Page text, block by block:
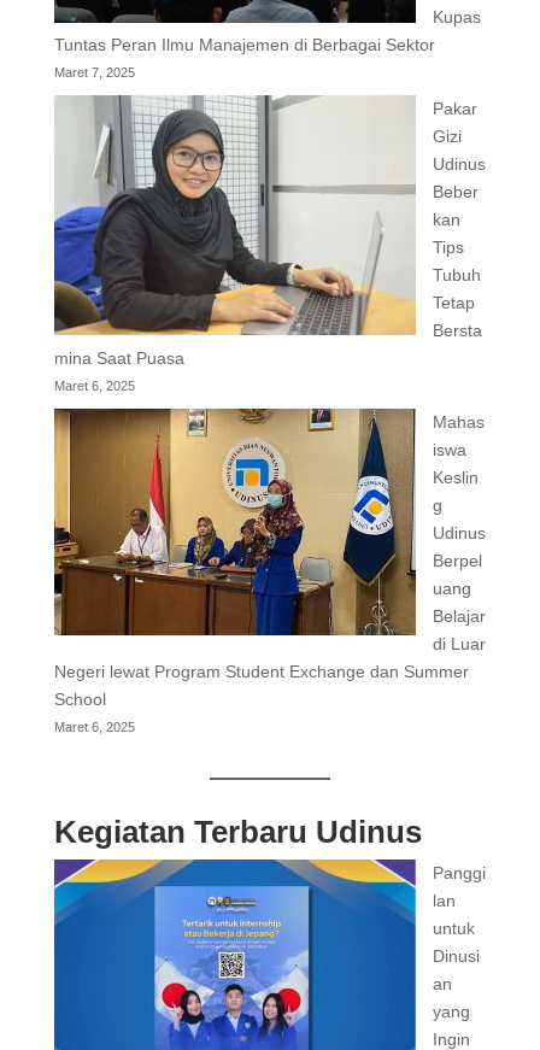
Kupas
Tuntas Peran Ilmu Manajemen di Berbagai Sektor
Maret 7, 2025
Pakar
Gizi
Udinus
Beber
kan
Tips
Tubuh
Tetap
Bersta
mina Saat Puasa
Maret 6, 2025
Mahas
iswa
Keslin
g
Udinus
Berpel
uang
Belajar
di Luar
Negeri lewat Program Student Exchange dan Summer
School
Maret 6, 2025
Kegiatan Terbaru Udinus
Panggi
lan
untuk
Dinusi
an
yang
Ingin